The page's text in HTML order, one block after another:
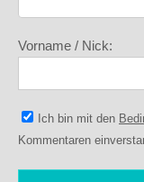
Vorname / Nick:
Ich bin mit den
Kommentaren